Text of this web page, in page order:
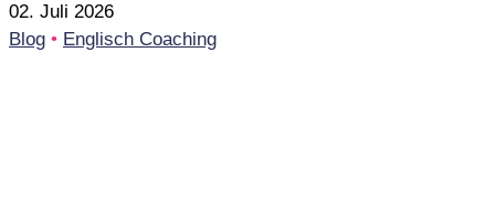
02. Juli 2026
Blog • Englisch Coaching